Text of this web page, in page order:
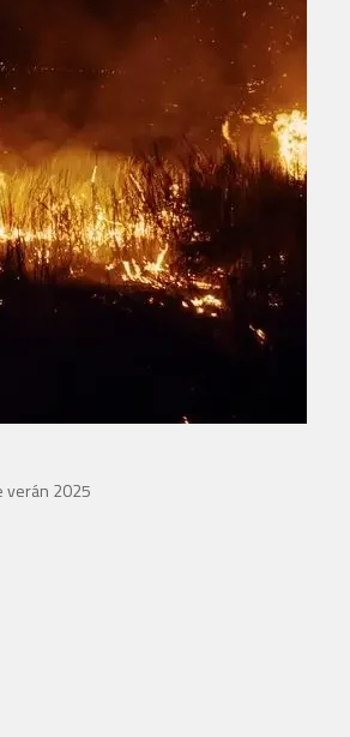
verán 2025